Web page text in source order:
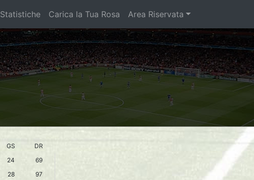
Statistiche Carica la Tua Rosa Area Riservata
GS
DR
24
69
28
97